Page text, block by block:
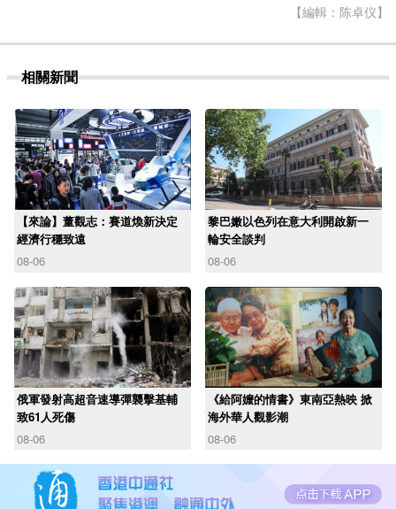
【編輯：陈卓仪】
相關新聞
【來論】董觀志：賽道煥新決定
經濟行穩致遠
08-06
黎巴嫩以色列在意大利開啟新一
輪安全談判
08-06
俄軍發射高超音速導彈襲擊基輔
致61人死傷
08-06
《給阿嬤的情書》東南亞熱映 掀
海外華人觀影潮
08-06